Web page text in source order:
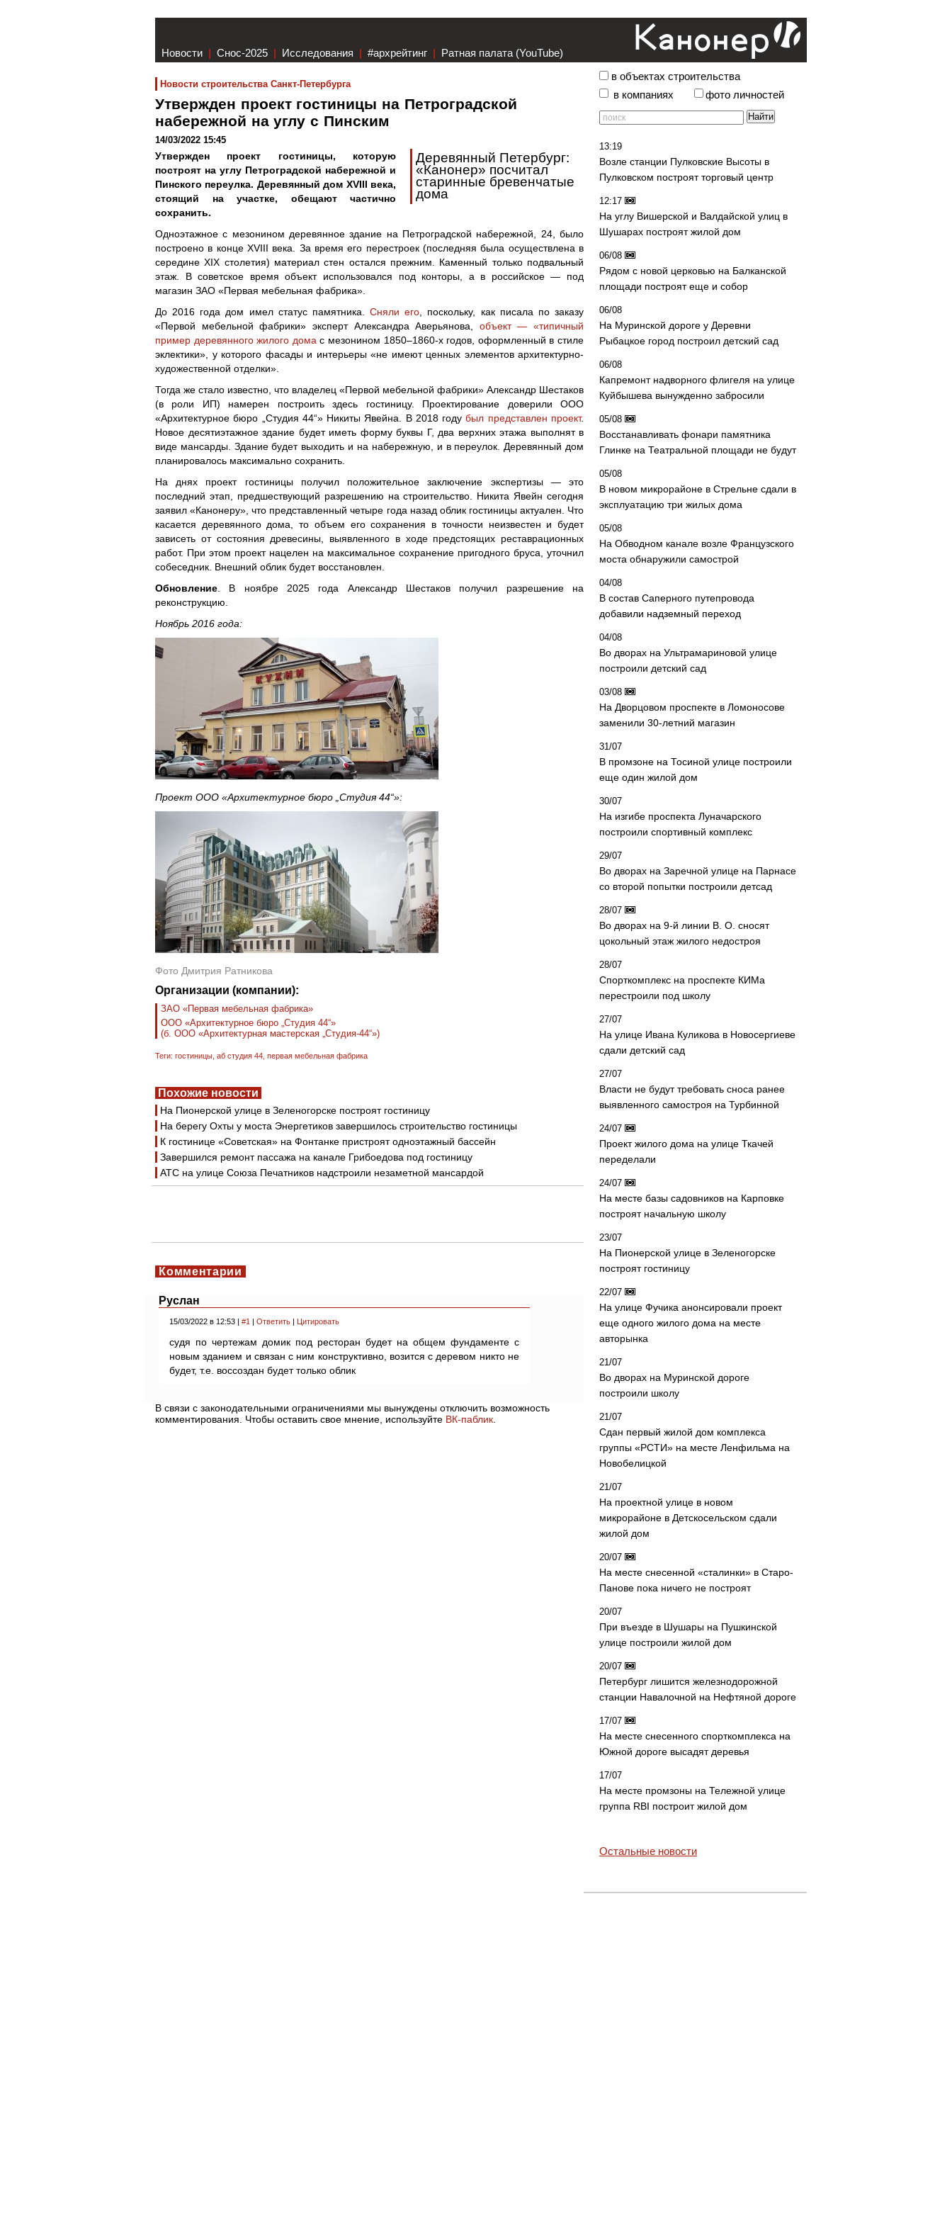
Новости | Снос-2025 | Исследования | #архрейтинг | Ратная палата (YouTube)
Новости строительства Санкт-Петербурга
Утвержден проект гостиницы на Петроградской
набережной на углу с Пинским
14/03/2022 15:45
Деревянный Петербург:
«Канонер» посчитал
старинные бревенчатые
дома
Утвержден проект гостиницы, которую
построят на углу Петроградской набережной и
Пинского переулка. Деревянный дом XVIII века,
стоящий на участке, обещают частично
сохранить.
Одноэтажное с мезонином деревянное здание на Петроградской набережной, 24, было
построено в конце XVIII века. За время его перестроек (последняя была осуществлена в
середине XIX столетия) материал стен остался прежним. Каменный только подвальный
этаж. В советское время объект использовался под конторы, а в российское — под
магазин ЗАО «Первая мебельная фабрика».
До 2016 года дом имел статус памятника.Сняли его , поскольку, как писала по заказу
«Первой мебельной фабрики» эксперт Александра Аверьянова, объект — «типичный
пример деревянного жилого дома с мезонином 1850–1860-х годов, оформленный в стиле
эклектики», у которого фасады и интерьеры «не имеют ценных элементов архитектурно-
художественной отделки».
Тогда же стало известно, что владелец «Первой мебельной фабрики» Александр Шестаков
(в роли ИП) намерен построить здесь гостиницу. Проектирование доверили ООО
«Архитектурное бюро „Студия 44“» Никиты Явейна. В 2018 годубыл представлен проект.
Новое десятиэтажное здание будет иметь форму буквы Г, два верхних этажа выполнят в
виде мансарды. Здание будет выходить и на набережную, и в переулок. Деревянный дом
планировалось максимально сохранить.
На днях проект гостиницы получил положительное заключение экспертизы — это
последний этап, предшествующий разрешению на строительство. Никита Явейн сегодня
заявил «Канонеру», что представленный четыре года назад облик гостиницы актуален. Что
касается деревянного дома, то объем его сохранения в точности неизвестен и будет
зависеть от состояния древесины, выявленного в ходе предстоящих реставрационных
работ. При этом проект нацелен на максимальное сохранение пригодного бруса, уточнил
собеседник. Внешний облик будет восстановлен.
Обновление . В ноябре 2025 года Александр Шестаков получил разрешение на
реконструкцию.
Ноябрь 2016 года:
Проект ООО «Архитектурное бюро „Студия 44“»:
Фото Дмитрия Ратникова
Организации (компании):
ЗАО «Первая мебельная фабрика»
ООО «Архитектурное бюро „Студия 44“»
(б. ООО «Архитектурная мастерская „Студия-44“»)
Теги: гостиницы аб студия 44 первая мебельная фабрика
Похожие новости
На Пионерской улице в Зеленогорске построят гостиницу
На берегу Охты у моста Энергетиков завершилось строительство гостиницы
К гостинице «Советская» на Фонтанке пристроят одноэтажный бассейн
Завершился ремонт пассажа на канале Грибоедова под гостиницу
АТС на улице Союза Печатников надстроили незаметной мансардой
Комментарии
Руслан
15/03/2022 в 12:53 | #1 | Ответить | Цитировать
судя по чертежам домик под ресторан будет на общем фундаменте с
новым зданием и связан с ним конструктивно, возится с деревом никто не
будет, т.е. воссоздан будет только облик
В связи с законодательными ограничениями мы вынуждены отключить возможность
комментирования. Чтобы оставить свое мнение, используйте ВК-паблик
в объектах строительства
в компаниях
фото личностей
13:19
Возле станции Пулковские Высоты в
Пулковском построят торговый центр
12:17
На углу Вишерской и Валдайской улиц в
Шушарах построят жилой дом
06/08
Рядом с новой церковью на Балканской
площади построят еще и собор
06/08
На Муринской дороге у Деревни
Рыбацкое город построил детский сад
06/08
Капремонт надворного флигеля на улице
Куйбышева вынужденно забросили
05/08
Восстанавливать фонари памятника
Глинке на Театральной площади не будут
05/08
В новом микрорайоне в Стрельне сдали в
эксплуатацию три жилых дома
05/08
На Обводном канале возле Французского
моста обнаружили самострой
04/08
В состав Саперного путепровода
добавили надземный переход
04/08
Во дворах на Ультрамариновой улице
построили детский сад
03/08
На Дворцовом проспекте в Ломоносове
заменили 30-летний магазин
31/07
В промзоне на Тосиной улице построили
еще один жилой дом
30/07
На изгибе проспекта Луначарского
построили спортивный комплекс
29/07
Во дворах на Заречной улице на Парнасе
со второй попытки построили детсад
28/07
Во дворах на 9-й линии В. О. сносят
цокольный этаж жилого недостроя
28/07
Спорткомплекс на проспекте КИМа
перестроили под школу
27/07
На улице Ивана Куликова в Новосергиеве
сдали детский сад
27/07
Власти не будут требовать сноса ранее
выявленного самостроя на Турбинной
24/07
Проект жилого дома на улице Ткачей
переделали
24/07
На месте базы садовников на Карповке
построят начальную школу
23/07
На Пионерской улице в Зеленогорске
построят гостиницу
22/07
На улице Фучика анонсировали проект
еще одного жилого дома на месте
авторынка
21/07
Во дворах на Муринской дороге
построили школу
21/07
Сдан первый жилой дом комплекса
группы «РСТИ» на месте Ленфильма на
Новобелицкой
21/07
На проектной улице в новом
микрорайоне в Детскосельском сдали
жилой дом
20/07
На месте снесенной «сталинки» в Старо-
Панове пока ничего не построят
20/07
При въезде в Шушары на Пушкинской
улице построили жилой дом
20/07
Петербург лишится железнодорожной
станции Навалочной на Нефтяной дороге
17/07
На месте снесенного спорткомплекса на
Южной дороге высадят деревья
17/07
На месте промзоны на Тележной улице
группа RBI построит жилой дом
Остальные новости